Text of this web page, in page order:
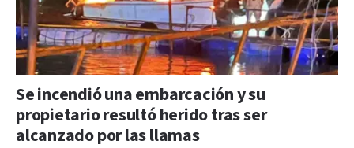
Se incendió una embarcación y su
propietario resultó herido tras ser
alcanzado por las llamas